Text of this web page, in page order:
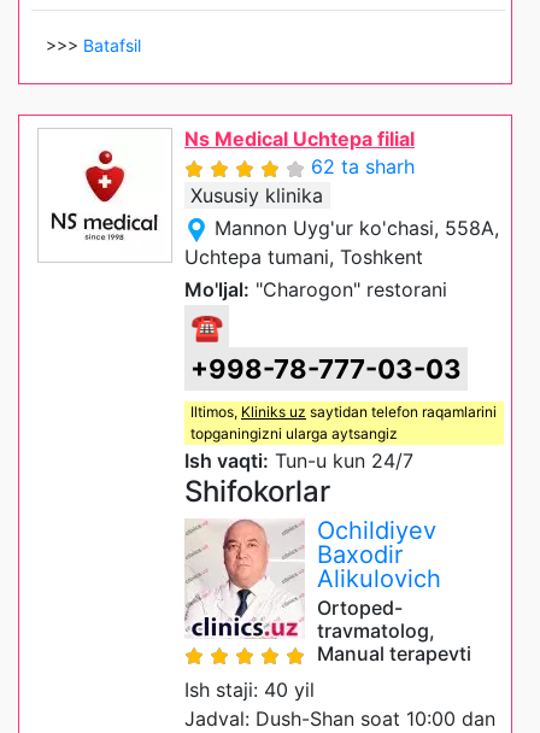
>>> Batafsil
Ns Medical Uchtepa filial
62 ta sharh
Xususiy klinika
Mannon Uyg'ur ko'chasi, 558A,
Uchtepa tumani, Toshkent
Mo'ljal: "Charogon" restorani
☎
+998-78-777-03-03
Iltimos, Kliniks uz saytidan telefon raqamlarini
topganingizni ularga aytsangiz
Ish vaqti: Tun-u kun 24/7
Shifokorlar
Ochildiyev
Baxodir
Alikulovich
Ortoped-
travmatolog,
Manual terapevti
Ish staji: 40 yil
Jadval: Dush-Shan soat 10:00 dan